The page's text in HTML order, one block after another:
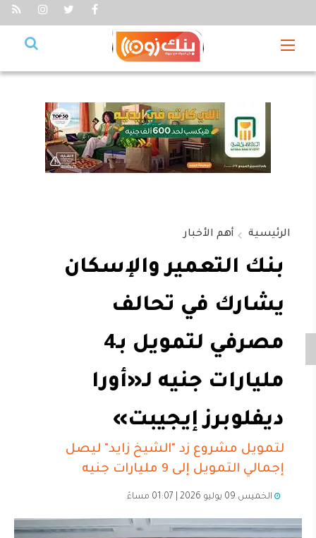
الرئيسية أهم الأخبار
بنك التعمير والإسكان
يشارك في تحالف
مصرفي لتمويل بـ4
مليارات جنيه لـ«أورا
ديفلوبرز إيجيبت»
لتمويل مشروع زد "الشيخ زايد" ليصل
إجمالي التمويل إلى 9 مليارات جنيه
الخميس 09 يوليو 2026 | 01:07 مساءً